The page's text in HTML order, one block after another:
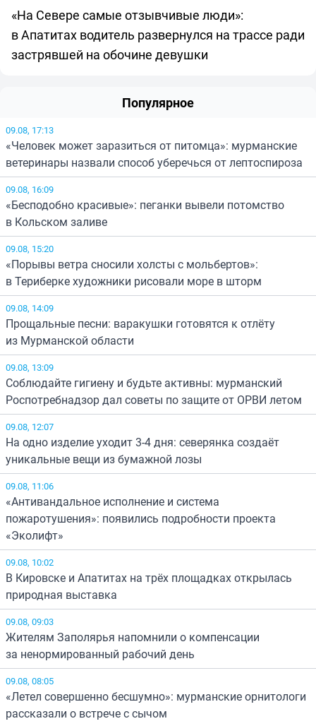
«На Севере самые отзывчивые люди»:
в Апатитах водитель развернулся на трассе ради
застрявшей на обочине девушки
Популярное
09.08, 17:13
«Человек может заразиться от питомца»: мурманские
ветеринары назвали способ уберечься от лептоспироза
09.08, 16:09
«Бесподобно красивые»: пеганки вывели потомство
в Кольском заливе
09.08, 15:20
«Порывы ветра сносили холсты с мольбертов»:
в Териберке художники рисовали море в шторм
09.08, 14:09
Прощальные песни: варакушки готовятся к отлёту
из Мурманской области
09.08, 13:09
Соблюдайте гигиену и будьте активны: мурманский
Роспотребнадзор дал советы по защите от ОРВИ летом
09.08, 12:07
На одно изделие уходит 3-4 дня: северянка создаёт
уникальные вещи из бумажной лозы
09.08, 11:06
«Антивандальное исполнение и система
пожаротушения»: появились подробности проекта
«Эколифт»
09.08, 10:02
В Кировске и Апатитах на трёх площадках открылась
природная выставка
09.08, 09:03
Жителям Заполярья напомнили о компенсации
за ненормированный рабочий день
09.08, 08:05
«Летел совершенно бесшумно»: мурманские орнитологи
рассказали о встрече с сычом